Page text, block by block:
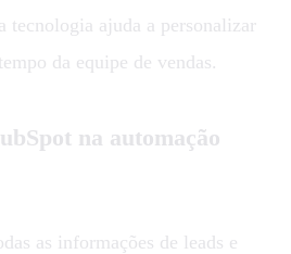
tecnologia ajuda a personalizar
da equipe de vendas.
na automação
as informações de leads e